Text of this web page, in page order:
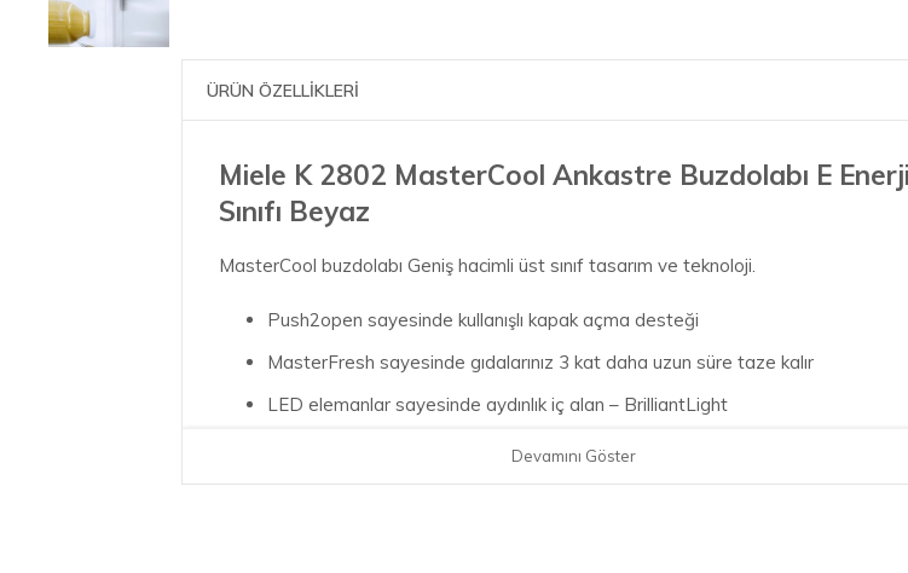
ÜRÜN ÖZELLİKLERİ
Miele K 2802 MasterCool Ankastre Buzdolabı E Enerji
Sınıfı Beyaz
MasterCool buzdolabı Geniş hacimli üst sınıf tasarım ve teknoloji.
Push2open sayesinde kullanışlı kapak açma desteği
MasterFresh sayesinde gıdalarınız 3 kat daha uzun süre taze kalır
LED elemanlar sayesinde aydınlık iç alan – BrilliantLight
Renkli MasterSensor dokunmatik ekran sayesinde rahat kullanım
Devamını Göster